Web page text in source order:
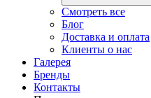
Смотреть все
Блог
Доставка и оплата
Клиенты о нас
Галерея
Бренды
Контакты